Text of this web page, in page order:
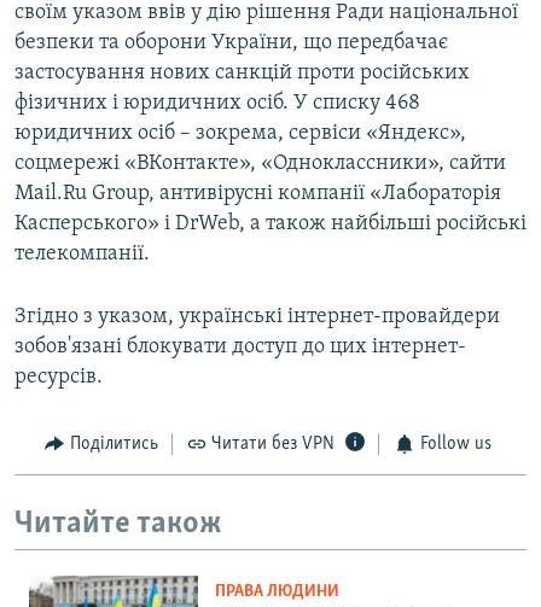
своїм указом ввів у дію рішення Ради національної
безпеки та оборони України, що передбачає
застосування нових санкцій проти російських
фізичних і юридичних осіб. У списку 468
юридичних осіб – зокрема, сервіси «Яндекс»,
соцмережі «ВКонтакте», «Одноклассники», сайти
Mail.Ru Group, антивірусні компанії «Лабораторія
Касперського» і DrWeb, а також найбільші російські
телекомпанії.
Згідно з указом, українські інтернет-провайдери
зобов'язані блокувати доступ до цих інтернет-
ресурсів.
Поділитись Читати без VPN Follow us
Читайте також
ПРАВА ЛЮДИНИ